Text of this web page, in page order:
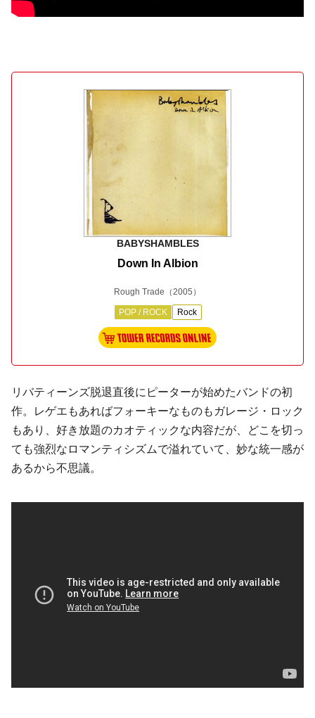
BABYSHAMBLES
Down In Albion
Rough Trade （2005）
POP / ROCK Rock
リバティーンズ脱退直後にピーターが始めたバンドの初
作。レゲエもあればフォーキーなものも ガレージ・ロック
もあり、好き放題のカオティックな内容だが、どこを切っ
ても強烈なロマンティシズムで溢れていて、妙な統一感が
あるから不思議。